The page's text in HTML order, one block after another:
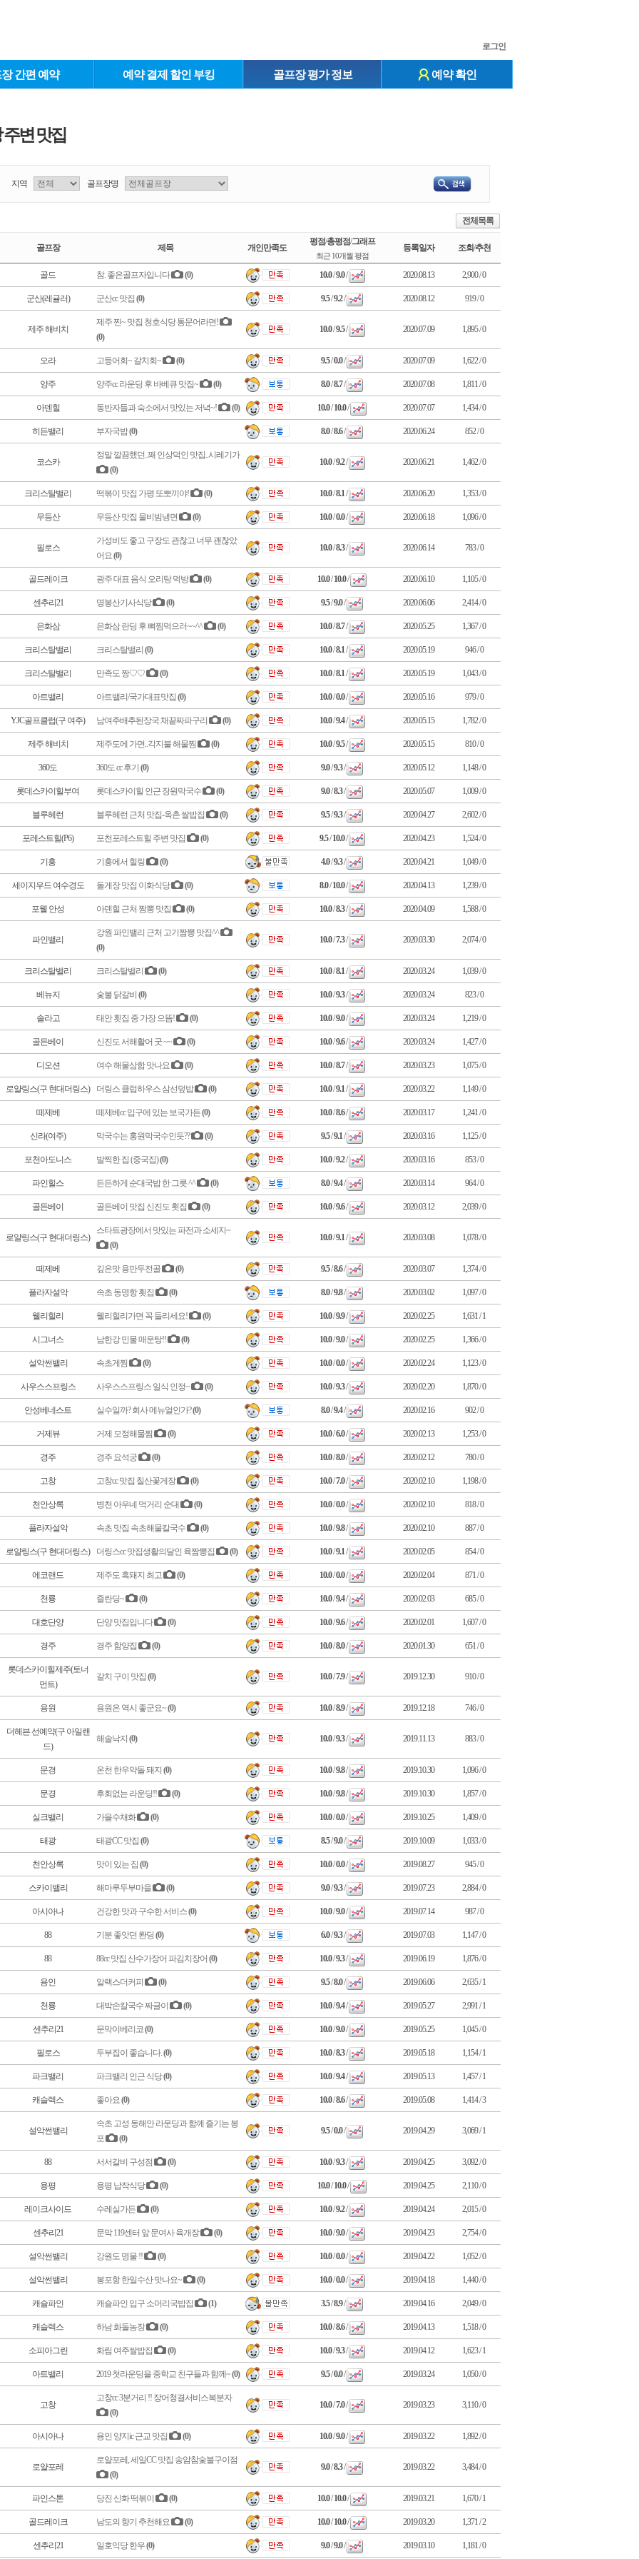
간편 예약 예약 결제 할인 부킹 골프장 평가 정보 예약 확인
로그인
주변 맛집
지역 골프장명
전체목록
골프장 제목 개인만족도
평점/총평점/그래프
최근 10개월 평점
등록일자 조회/추천
골드 참. 좋은골프자입니다 (0) 10.0/9.0/ 2020.08.13 2,900 / 0
군산(레귤러) 군산cc 맛집 (0) 9.5/9.2/ 2020.08.12 919 / 0
제주 해비치
제주 찐~ 맛집 청호식당 통문어라면!
(0)
10.0/9.5/ 2020.07.09 1,895 / 0
오라 고등어회~ 갈치회~ (0) 9.5/0.0/ 2020.07.09 1,622 / 0
양주 양주cc 라운딩 후 바베큐 맛집~ (0) 8.0/8.7/ 2020.07.08 1,811 / 0
아덴힐 동반자들과 숙소에서 맛있는 저녁~! (0) 10.0/10.0/ 2020.07.07 1,434 / 0
히든밸리 부자국밥(0) 8.0/8.6/ 2020.06.24 852 / 0
코스카
정말 깔끔했던..꽤 인상덕인 맛집..시레기가
(0)
10.0/9.2/ 2020.06.21 1,462 / 0
크리스탈밸리 떡볶이 맛집 가평 또뽀끼야! (0) 10.0/8.1/ 2020.06.20 1,353 / 0
무등산 무등산 맛집 물비빔냉면 (0) 10.0/0.0/ 2020.06.18 1,096 / 0
필로스
가성비도 좋고 구장도 관찮고 너무 괜찮았
어요(0)
10.0/8.3/ 2020.06.14 783 / 0
골드레이크 광주 대표 음식 오리탕 먹방 (0) 10.0/10.0/ 2020.06.10 1,105 / 0
센추리21 명봉산기사식당 (0) 9.5/9.0/ 2020.06.06 2,414 / 0
은화삼 은화삼 란딩 후 뼈찜먹으러~~^^ (0) 10.0/8.7/ 2020.05.25 1,367 / 0
크리스탈밸리 크리스탈밸리 (0) 10.0/8.1/ 2020.05.19 946 / 0
크리스탈밸리 만족도 짱♡♡ (0) 10.0/8.1/ 2020.05.19 1,043 / 0
아트밸리 아트밸리/국가대표맛집 (0) 10.0/0.0/ 2020.05.16 979 / 0
YJC골프클럽(구 여주) 남여주배추된장국 채끝짜파구리 (0) 10.0/9.4/ 2020.05.15 1,782 / 0
제주 해비치 제주도에 가면..각지불 해물찜 (0) 10.0/9.5/ 2020.05.15 810 / 0
360도 360도 cc 후기 (0) 9.0/9.3/ 2020.05.12 1,148 / 0
롯데스카이힐부여 롯데스카이힐 인근 장원막국수 (0) 9.0/8.3/ 2020.05.07 1,009 / 0
블루헤런 블루헤런 근처 맛집-옥촌 쌀밥집 (0) 9.5/9.3/ 2020.04.27 2,602 / 0
포레스트힐(P6) 포천포레스트힐 주변 맛집 (0) 9.5/10.0/ 2020.04.23 1,524 / 0
기흥 기흥에서 힐링 (0) 4.0/9.3/ 2020.04.21 1,049 / 0
세이지우드 여수경도 돌게장 맛집 이화식당 (0) 8.0/10.0/ 2020.04.13 1,239 / 0
포웰 안성 아덴힐 근처 짬뽕 맛집 (0) 10.0/8.3/ 2020.04.09 1,588 / 0
파인밸리
강원 파인밸리 근처 고기짬뽕 맛집^^
(0)
10.0/7.3/ 2020.03.30 2,074 / 0
크리스탈밸리 크리스탈밸리 (0) 10.0/8.1/ 2020.03.24 1,039 / 0
베뉴지 숯불 닭갈비 (0) 10.0/9.3/ 2020.03.24 823 / 0
솔라고 태안 횟집 중 가장 으뜸! (0) 10.0/9.0/ 2020.03.24 1,219 / 0
골든베이 신진도 서해활어 굿 ~~ (0) 10.0/9.6/ 2020.03.24 1,427 / 0
디오션 여수 해물삼합 맛나요 (0) 10.0/8.7/ 2020.03.23 1,075 / 0
로얄링스(구 현대더링스) 더링스 클럽하우스 삼선덮밥 (0) 10.0/9.1/ 2020.03.22 1,149 / 0
떼제베 떼제베cc 입구에 있는 보국가든(0) 10.0/8.6/ 2020.03.17 1,241 / 0
신라(여주) 막국수는 홍원막국수인듯?? (0) 9.5/9.1/ 2020.03.16 1,125 / 0
포천아도니스 발찍한 집 (중국집)(0) 10.0/9.2/ 2020.03.16 853 / 0
파인힐스 든든하게 순대국밥 한 그릇 ^^ (0) 8.0/9.4/ 2020.03.14 964 / 0
골든베이 골든베이 맛집 신진도 횟집 (0) 10.0/9.6/ 2020.03.12 2,039 / 0
로얄링스(구 현대더링스)
스타트광장에서 맛있는 파전과 소세지~
(0)
10.0/9.1/ 2020.03.08 1,078 / 0
떼제베 깊은맛 용만두전골 (0) 9.5/8.6/ 2020.03.07 1,374 / 0
플라자설악 속초 동명항 횟집 (0) 8.0/9.8/ 2020.03.02 1,097 / 0
웰리힐리 웰리힐리가면 꼭 들리세요! (0) 10.0/9.9/ 2020.02.25 1,631 / 1
시그너스 남한강 민물 매운탕!! (0) 10.0/9.0/ 2020.02.25 1,366 / 0
설악썬밸리 속초게찜 (0) 10.0/0.0/ 2020.02.24 1,123 / 0
사우스스프링스 사우스스프링스 일식 인정~ (0) 10.0/9.3/ 2020.02.20 1,870 / 0
안성베네스트 실수일까? 회사 메뉴얼인가?(0) 8.0/9.4/ 2020.02.16 902 / 0
거제뷰 거제 모정해물찜 (0) 10.0/6.0/ 2020.02.13 1,253 / 0
경주 경주 요석궁 (0) 10.0/8.0/ 2020.02.12 780 / 0
고창 고창cc 맛집 칠산꽃게장 (0) 10.0/7.0/ 2020.02.10 1,198 / 0
천안상록 병천 아우네 먹거리 순대 (0) 10.0/0.0/ 2020.02.10 818 / 0
플라자설악 속초 맛집 속초해물칼국수 (0) 10.0/9.8/ 2020.02.10 887 / 0
로얄링스(구 현대더링스) 더링스cc 맛집생활의달인 육짬뽕집 (0) 10.0/9.1/ 2020.02.05 854 / 0
에코랜드 제주도 흑돼지 최고 (0) 10.0/0.0/ 2020.02.04 871 / 0
천룡 즐란딩~ (0) 10.0/9.4/ 2020.02.03 685 / 0
대호단양 단양 맛집입니다 (0) 10.0/9.6/ 2020.02.01 1,607 / 0
경주 경주 함양집 (0) 10.0/8.0/ 2020.01.30 651 / 0
롯데스카이힐제주(토너
먼트)
갈치 구이 맛집 (0) 10.0/7.9/ 2019.12.30 910 / 0
용원 용원은 역시 좋군요~(0) 10.0/8.9/ 2019.12.18 746 / 0
더헤븐 선예약(구 아일랜
드)
해솔낙지 (0) 10.0/9.3/ 2019.11.13 883 / 0
문경 온천 한우약돌 돼지 (0) 10.0/9.8/ 2019.10.30 1,096 / 0
문경 후회없는 라운딩!! (0) 10.0/9.8/ 2019.10.30 1,857 / 0
실크밸리 가을수채화 (0) 10.0/0.0/ 2019.10.25 1,409 / 0
태광 태광CC 맛집 (0) 8.5/9.0/ 2019.10.09 1,033 / 0
천안상록 맛이 있는 집 (0) 10.0/0.0/ 2019.08.27 945 / 0
스카이밸리 해마루두부마을 (0) 9.0/9.3/ 2019.07.23 2,884 / 0
아시아나 건강한 맛과 구수한 서비스(0) 10.0/9.0/ 2019.07.14 987 / 0
88 기분 좋앗던 롼딩(0) 6.0/9.3/ 2019.07.03 1,147 / 0
88 88cc 맛집 산수가장어 파김치장어 (0) 10.0/9.3/ 2019.06.19 1,876 / 0
용인 알랙스더커피 (0) 9.5/8.0/ 2019.06.06 2,635 / 1
천룡 대박손칼국수 짜글이 (0) 10.0/9.4/ 2019.05.27 2,991 / 1
센추리21 문막이베리코(0) 10.0/9.0/ 2019.05.25 1,045 / 0
필로스 두부집이 좋습니다.(0) 10.0/8.3/ 2019.05.18 1,154 / 1
파크밸리 파크밸리 인근 식당(0) 10.0/9.4/ 2019.05.13 1,457 / 1
캐슬렉스 좋아요(0) 10.0/8.6/ 2019.05.08 1,414 / 3
설악썬밸리
속초 고성 동해안 라운딩과 함께 즐기는 봉
포
(0)
9.5/0.0/ 2019.04.29 3,069 / 1
88 서서갈비 구성점 (0) 10.0/9.3/ 2019.04.25 3,092 / 0
용평 용평 납작식당 (0) 10.0/10.0/ 2019.04.25 2,110 / 0
레이크사이드 수레실가든 (0) 10.0/9.2/ 2019.04.24 2,015 / 0
센추리21 문막 119센터 앞 문여사 육개장 (0) 10.0/9.0/ 2019.04.23 2,754 / 0
설악썬밸리 강원도 명물 !! (0) 10.0/0.0/ 2019.04.22 1,052 / 0
설악썬밸리 봉포항 한일수산 맛나요~ (0) 10.0/0.0/ 2019.04.18 1,440 / 0
캐슬파인 캐슬파인 입구 소머리국밥집 (1) 3.5/8.9/ 2019.04.16 2,049 / 0
캐슬렉스 하남 화돌농장 (0) 10.0/8.6/ 2019.04.13 1,518 / 0
소피아그린 화림 여주쌀밥집 (0) 10.0/9.3/ 2019.04.12 1,623 / 1
아트밸리 2019 첫라운딩을 중학교 친구들과 함께~(0) 9.5/0.0/ 2019.03.24 1,050 / 0
고창
고창cc 3분거리 !! 장어청결서비스복분자
(0)
10.0/7.0/ 2019.03.23 3,110 / 0
아시아나 용인 양지ic 근교 맛집 (0) 10.0/9.0/ 2019.03.22 1,892 / 0
로얄포레
로얄포레, 세일CC 맛집 송암참숯불구이점
(0)
9.0/8.3/ 2019.03.22 3,484 / 0
파인스톤 당진 신화 떡볶이 (0) 10.0/10.0/ 2019.03.21 1,670 / 1
골드레이크 남도의 향기 추천해요 (0) 10.0/10.0/ 2019.03.20 1,371 / 2
센추리21 일호익당 한우(0) 9.0/9.0/ 2019.03.10 1,181 / 0